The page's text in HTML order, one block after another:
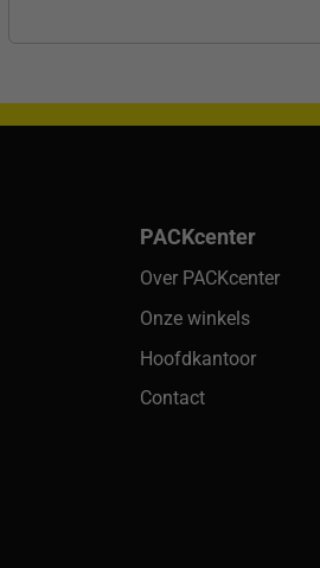
PACKcenter
Over PACKcenter
Onze winkels
Hoofdkantoor
Contact